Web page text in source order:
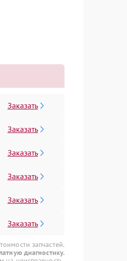
Заказать
Заказать
Заказать
Заказать
Заказать
Заказать
запчастей.
диагностику.